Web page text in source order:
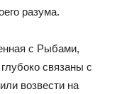
разума.
с Рыбами,
связаны с
возвести на